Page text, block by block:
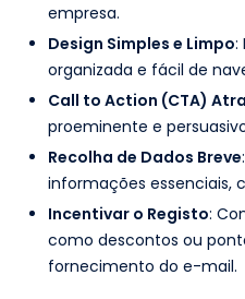
empresa.
Design Simples e Limpo:
organizada e fácil de
Call to Action (CTA)
proeminente e
Recolha de Dados Breve
informações essenciais,
Incentivar o Registo:
como descontos ou
fornecimento do e-mail.